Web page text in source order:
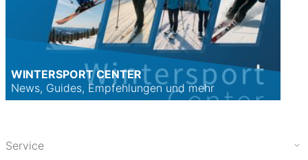
WINTERSPORT CENTER
News, Guides, Empfehlungen und mehr
Service